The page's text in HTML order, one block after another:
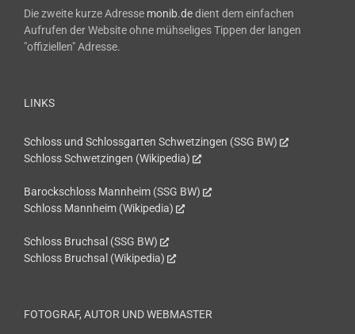
Die zweite kurze Adresse monib.dedient dem einfachen
Aufrufen der Website ohne mühseliges Tippen der langen
"offiziellen" Adresse.
LINKS
Schloss und Schlossgarten Schwetzingen (SSG BW)
Schloss Schwetzingen (Wikipedia)
Barockschloss Mannheim (SSG BW)
Schloss Mannheim (Wikipedia)
Schloss Bruchsal (SSG BW)
Schloss Bruchsal (Wikipedia)
FOTOGRAF, AUTOR UND WEBMASTER